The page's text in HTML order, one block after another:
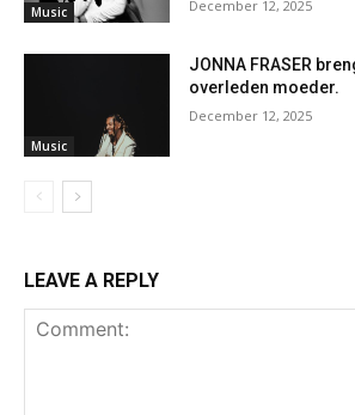
Music December 12, 2025
Music
JONNA FRASER
overleden moeder.
December 12, 2025
LEAVE A REPLY